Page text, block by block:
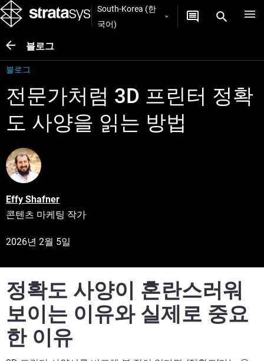
South-Korea (한
국어)
블로그
블로그
전문가처럼 3D 프린터 정확
도 사양을 읽는 방법
Effy Shafner
콘텐츠 마케팅 작가
2026년 2월 5일
정확도 사양이 혼란스러워
보이는 이유와 실제로 중요
한 이유